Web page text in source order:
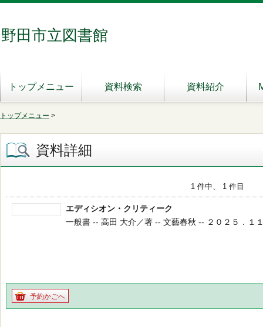
野田市立図書館
トップメニュー 資料検索 資料紹介
トップメニュー >
資料詳細
1 件中、 1 件目
エディシオン・クリティーク
一般書 -- 高田 大介／著 -- 文藝春秋 -- ２０２５．１
予約かごへ